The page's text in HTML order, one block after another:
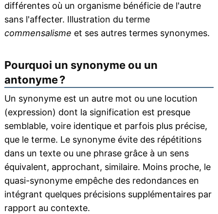
différentes où un organisme bénéficie de l'autre
sans l'affecter. Illustration du terme
commensalisme et ses autres termes synonymes.
Pourquoi un synonyme ou un
antonyme ?
Un synonyme est un autre mot ou une locution
(expression) dont la signification est presque
semblable, voire identique et parfois plus précise,
que le terme. Le synonyme évite des répétitions
dans un texte ou une phrase grâce à un sens
équivalent, approchant, similaire. Moins proche, le
quasi-synonyme empêche des redondances en
intégrant quelques précisions supplémentaires par
rapport au contexte.